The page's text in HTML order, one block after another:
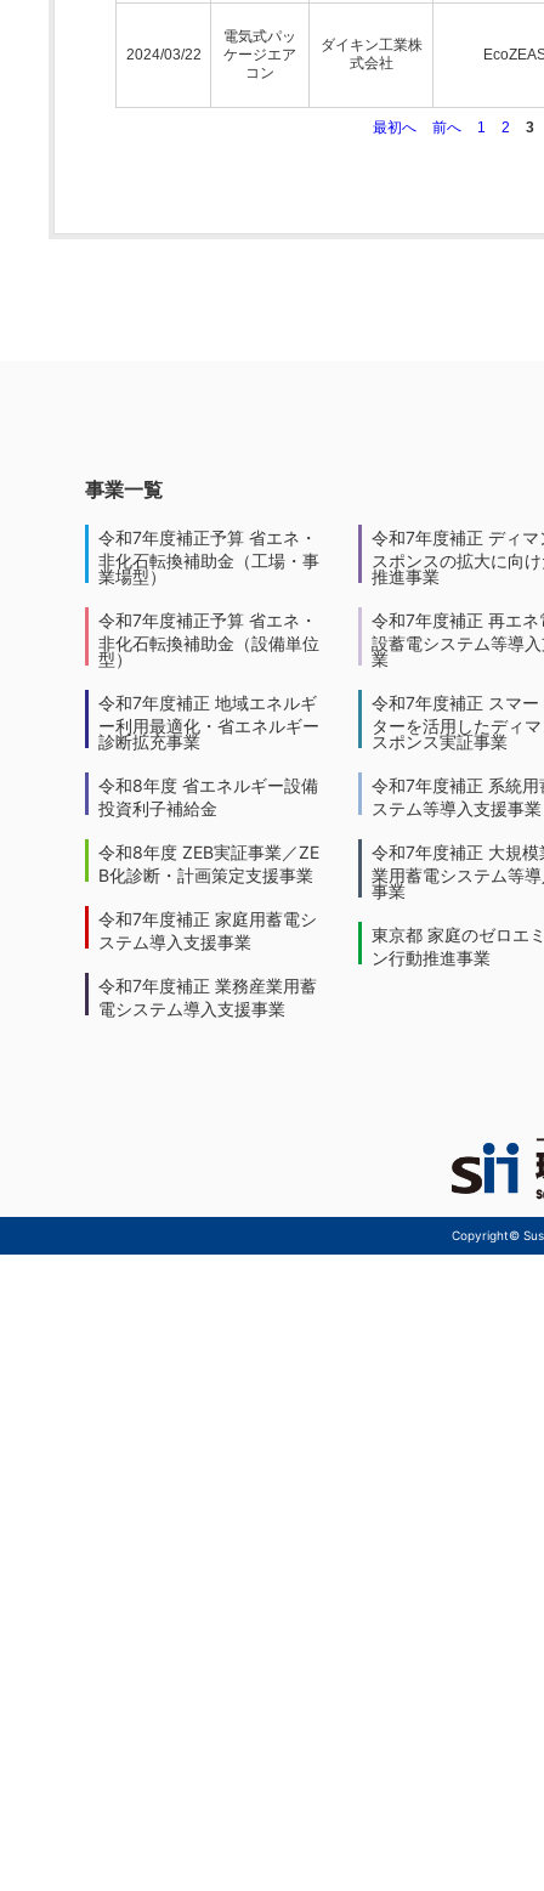
2024/03/22
電気式パッ
ケージエア
コン
ダイキン工業株
式会社
最初へ 前へ 1 2 3
事業一覧
令和7年度補正予算 省エネ・
非化石転換補助金（工場・事
業場型）
令和7年度補正予算 省エネ・
非化石転換補助金（設備単位
型）
令和7年度補正 地域エネルギ
ー利用最適化・省エネルギー
診断拡充事業
令和8年度 省エネルギー設備
投資利子補給金
令和8年度 ZEB実証事業／ZE
B化診断・計画策定支援事業
令和7年度補正 家庭用蓄電シ
ステム導入支援事業
令和7年度補正 業務産業用蓄
電システム導入支援事業
令和7年度補正 ディマ
スポンスの拡大に向
推進事業
令和7年度補正 再エネ
設蓄電システム等導
業
令和7年度補正 スマー
ターを活用したディ
スポンス実証事業
令和7年度補正 系統用
ステム等導入支援事業
令和7年度補正 大規模
業用蓄電システム等
事業
東京都 家庭のゼロエ
ン行動推進事業
Copyright©